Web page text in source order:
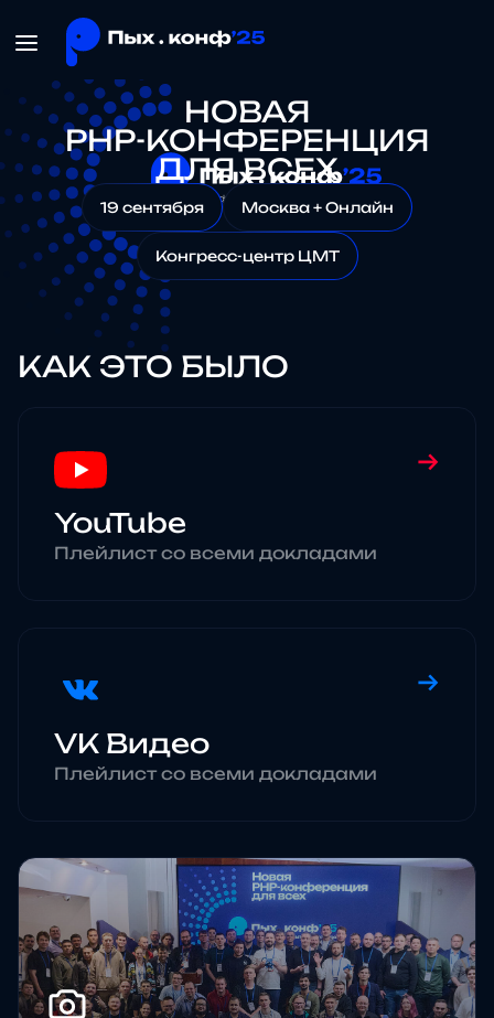
НОВАЯ
PHP-КОНФЕРЕНЦИЯ
ДЛЯ ВСЕХ
19 сентября Москва + Онлайн
Конгресс-центр ЦМТ
КАК ЭТО БЫЛО
YouTube
Плейлист со всеми докладами
→
VK Видео
Плейлист со всеми докладами
→